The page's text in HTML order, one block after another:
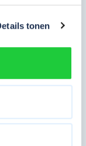
tonen